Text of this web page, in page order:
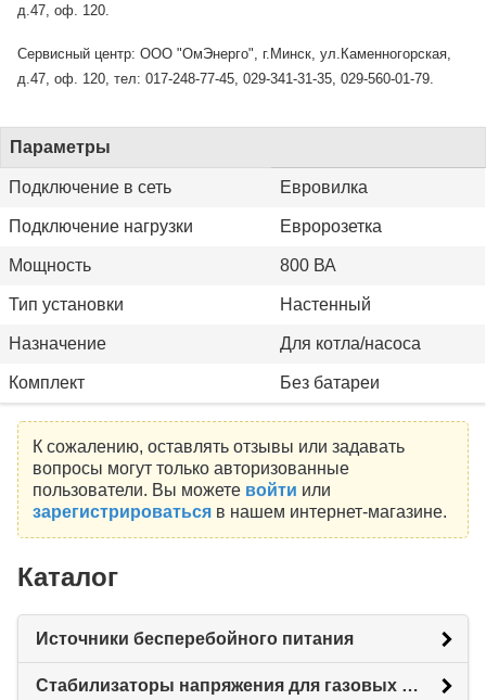
д.47, оф. 120.
Сервисный центр: ООО "ОмЭнерго", г.Минск, ул.Каменногорская,
д.47, оф. 120, тел: 017-248-77-45, 029-341-31-35, 029-560-01-79.
Параметры
Подключение в сеть Евровилка
Подключение нагрузки Евророзетка
Мощность 800 ВА
Тип установки Настенный
Назначение Для котла/насоса
Комплект Без батареи
К сожалению, оставлять отзывы или задавать
вопросы могут только авторизованные
пользователи. Вы можете войти или
зарегистрироватьсяв нашем интернет-магазине.
Каталог
Источники бесперебойного питания
Стабилизаторы напряжения для газовых котлов